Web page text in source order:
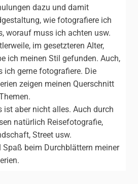
dazu und damit
wie fotografiere ich
worauf muss ich achten usw.
im gesetzteren Alter,
ich meinen Stil gefunden. Auch,
ich gerne fotografiere. Die
zeigen meinen Querschnitt
ist aber nicht alles. Auch durch
natürlich Reisefotografie,
Street usw.
Spaß beim Durchblättern meiner